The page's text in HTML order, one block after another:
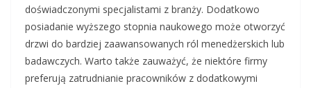
doświadczonymi specjalistami z branży. Dodatkowo
posiadanie wyższego stopnia naukowego może otworzyć
drzwi do bardziej zaawansowanych ról menedżerskich lub
badawczych. Warto także zauważyć, że niektóre firmy
preferują zatrudnianie pracowników z dodatkowymi